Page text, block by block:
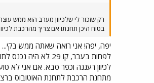
רק שזכור לי שלכיוון מערב הוא ממש
בטוח היכן תחנתו אם צריך מהרכבת
יפה, יפה! אני רואה שאתה ממש בקי...
לפחות בעבר, קו 29 לא
לכיוון רעננה וכפר סבא. אם אני לא
מתחנת הרכבת לתחנת האוטובוס